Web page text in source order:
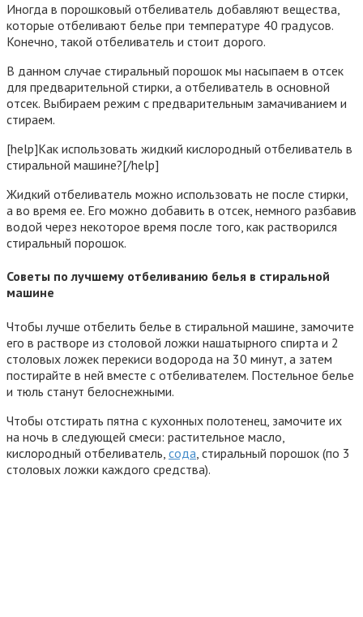
Иногда в порошковый отбеливатель добавляют вещества,
которые отбеливают белье при температуре 40 градусов.
Конечно, такой отбеливатель и стоит дорого.
В данном случае стиральный порошок мы насыпаем в отсек
для предварительной стирки, а отбеливатель в основной
отсек. Выбираем режим с предварительным замачиванием и
стираем.
[help]Как использовать жидкий кислородный отбеливатель в
стиральной машине?[/help]
Жидкий отбеливатель можно использовать не после стирки,
а во время ее. Его можно добавить в отсек, немного разбавив
водой через некоторое время после того, как растворился
стиральный порошок.
Советы по лучшему отбеливанию белья в стиральной
машине
Чтобы лучше отбелить белье в стиральной машине, замочите
его в растворе из столовой ложки нашатырного спирта и 2
столовых ложек перекиси водорода на 30 минут, а затем
постирайте в ней вместе с отбеливателем. Постельное белье
и тюль станут белоснежными.
Чтобы отстирать пятна с кухонных полотенец, замочите их
на ночь в следующей смеси: растительное масло,
кислородный отбеливатель, сода , стиральный порошок (по 3
столовых ложки каждого средства).